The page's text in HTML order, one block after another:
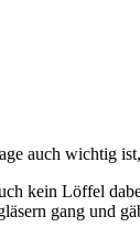
auch wichtig
kein Löffel
gang und